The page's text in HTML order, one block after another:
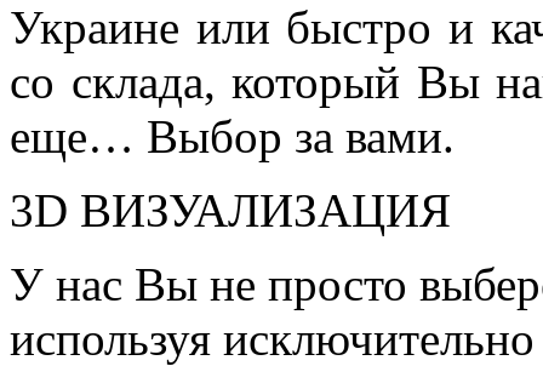
Украине или быстро и
со склада, который Вы
еще… Выбор за вами.
3D ВИЗУАЛИЗАЦИЯ
У нас Вы не просто
используя